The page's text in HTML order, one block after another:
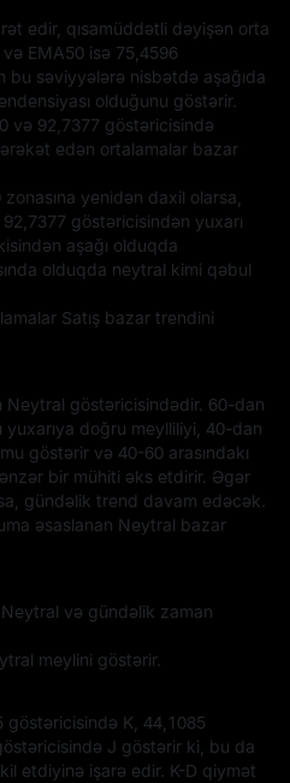
edir, qısamüddətli dəyişən orta
EMA50 isə 75,4596
bu səviyyələrə nisbətdə aşağıda
olduğunu göstərir.
və 92,7377 göstəricisində
edən ortalamalar bazar
yenidən daxil olarsa,
göstəricisindən yuxarı
aşağı olduqda
olduqda neytral kimi qəbul
Satış bazar trendini
Neytral göstəricisindədir. 60-dan
yuxarıya doğru meylliliyi, 40-dan
göstərir və 40-60 arasındakı
bir mühiti əks etdirir. Əgər
gündəlik trend davam edəcək.
əsaslanan Neytral bazar
Neytral və gündəlik zaman
meylini göstərir.
göstəricisində K, 44,1085
J göstərir ki, bu da
etdiyinə işarə edir. K-D qiymət